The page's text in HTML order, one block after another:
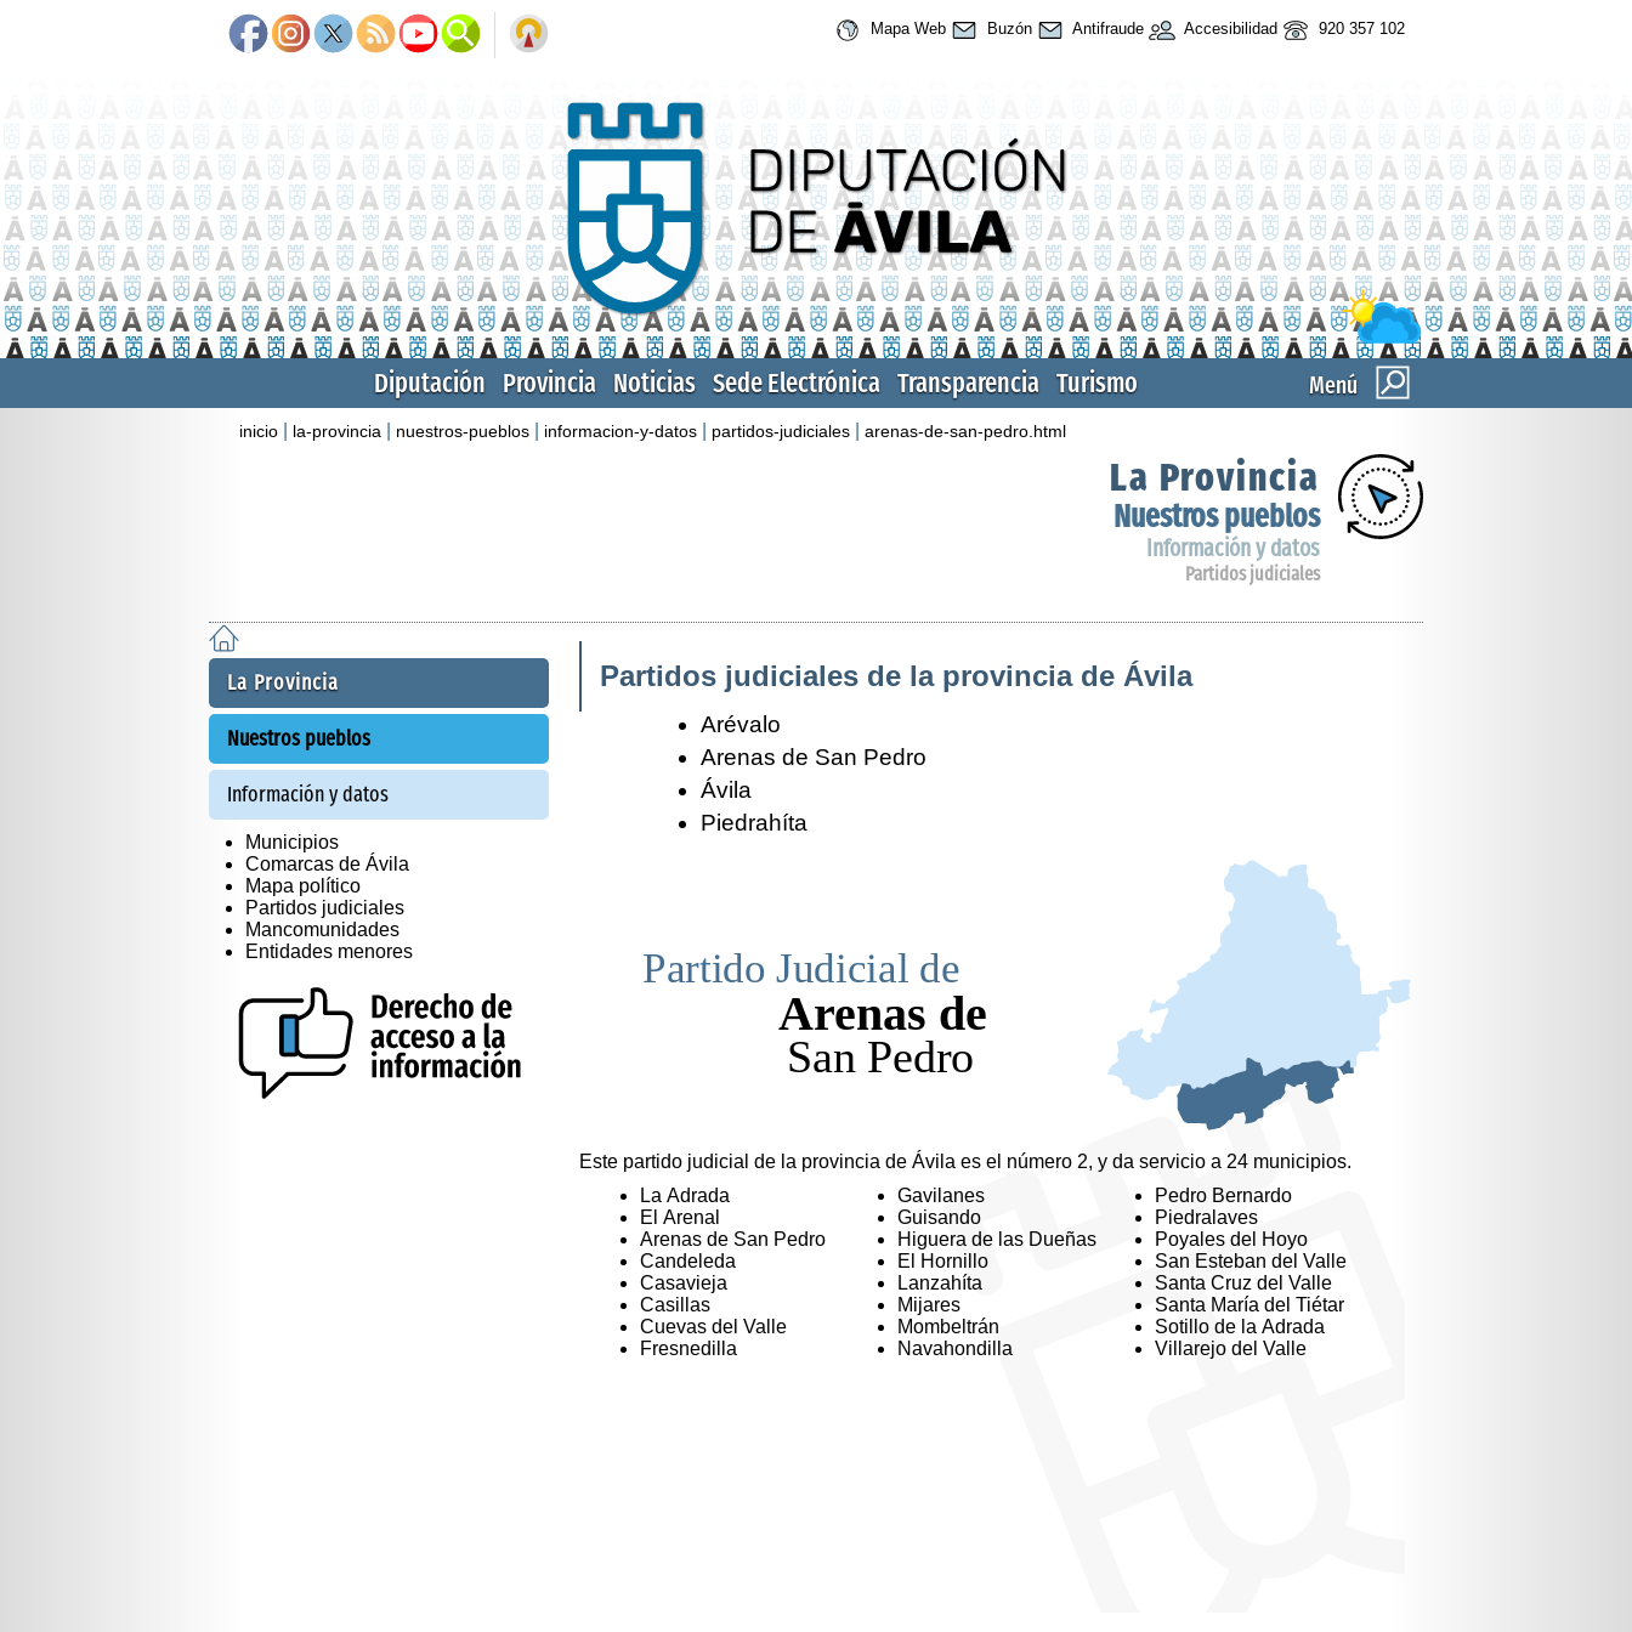
Mapa Web Buzón Antifraude Accesibilidad 920 357 102
Menú
Diputación Provincia Noticias Sede Electrónica Transparencia Turismo
inicio la-provincia nuestros-pueblos informacion-y-datos partidos-judiciales arenas-de-san-pedro.html
La Provincia
Nuestros pueblos
Información y datos
Partidos judiciales
La Provincia
Nuestros pueblos
Información y datos
Municipios
Comarcas de Ávila
Mapa político
Partidos judiciales
Mancomunidades
Entidades menores
Partidos judiciales de la provincia de Ávila
Arévalo
Arenas de San Pedro
Ávila
Piedrahíta
Este partido judicial de la provincia de Ávila es el número 2, y da servicio a 24 municipios.
La Adrada
El Arenal
Arenas de San Pedro
Candeleda
Casavieja
Casillas
Cuevas del Valle
Fresnedilla
Gavilanes
Guisando
Higuera de las Dueñas
El Hornillo
Lanzahíta
Mijares
Mombeltrán
Navahondilla
Pedro Bernardo
Piedralaves
Poyales del Hoyo
San Esteban del Valle
Santa Cruz del Valle
Santa María del Tiétar
Sotillo de la Adrada
Villarejo del Valle